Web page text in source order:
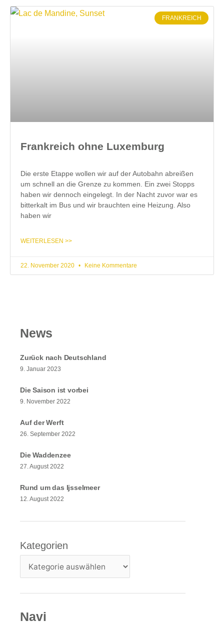
FRANKREICH
Frankreich ohne Luxemburg
Die erste Etappe wollen wir auf der Autobahn abreißen
um schnell an die Grenze zu kommen. Ein zwei Stopps
haben wir dennoch eingelegt. In der Nacht zuvor war es
bitterkalt im Bus und wir brauchten eine Heizung. Also
haben wir
WEITERLESEN >>
22. November 2020 Keine Kommentare
News
Zurück nach Deutschland
9. Januar 2023
Die Saison ist vorbei
9. November 2022
Auf der Werft
26. September 2022
Die Waddenzee
27. August 2022
Rund um das Ijsselmeer
12. August 2022
Kategorien
Kategorien
Navi